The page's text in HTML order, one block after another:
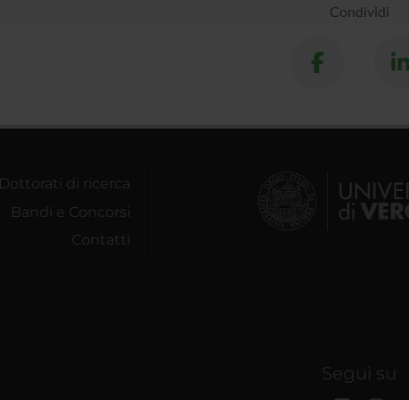
Condividi
Dottorati di ricerca
Bandi e Concorsi
Contatti
Segui su